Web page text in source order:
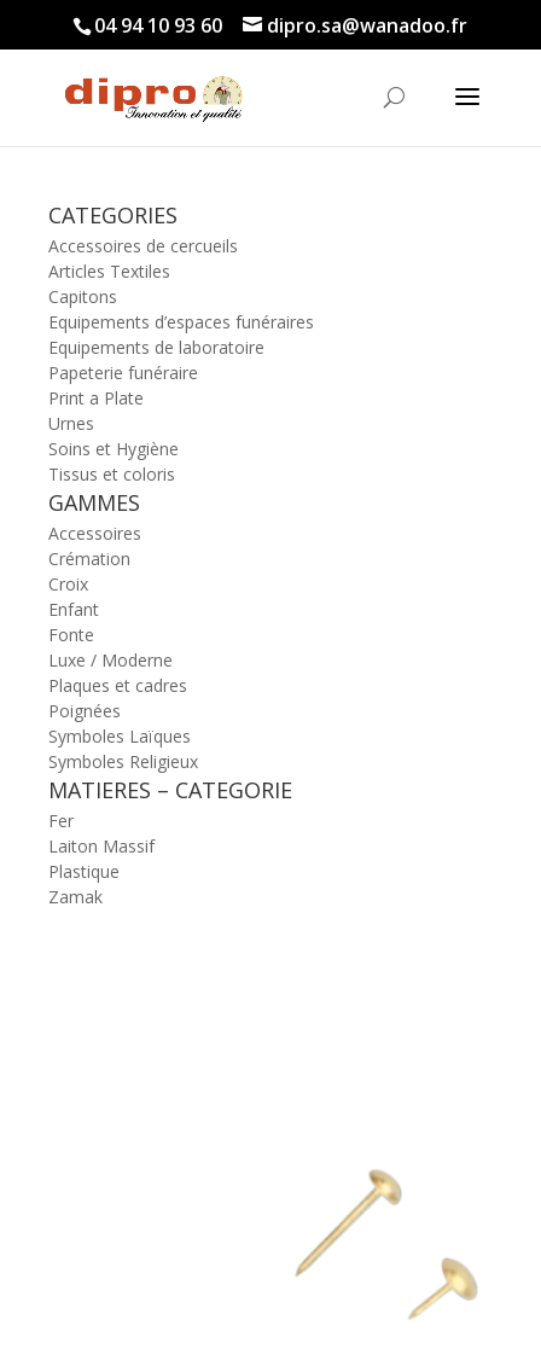
04 94 10 93 60 dipro.sa@wanadoo.fr
CATEGORIES
Accessoires de cercueils
Articles Textiles
Capitons
Equipements d’espaces funéraires
Equipements de laboratoire
Papeterie funéraire
Print a Plate
Urnes
Soins et Hygiène
Tissus et coloris
GAMMES
Accessoires
Crémation
Croix
Enfant
Fonte
Luxe / Moderne
Plaques et cadres
Poignées
Symboles Laïques
Symboles Religieux
MATIERES – CATEGORIE
Fer
Laiton Massif
Plastique
Zamak